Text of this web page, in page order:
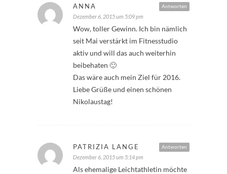
Antworten
ANNA
Dezember 6, 2015 um 5:09 pm
Wow, toller Gewinn. Ich bin nämlich
seit Mai verstärkt im Fitnesstudio
aktiv und will das auch weiterhin
beibehaten 🙂
Das wäre auch mein Ziel für 2016.
Liebe Grüße und einen schönen
Nikolaustag!
Antworten
PATRIZIA LANGE
Dezember 6, 2015 um 5:14 pm
Als ehemalige Leichtathletin möchte